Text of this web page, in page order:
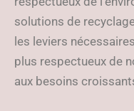
solutions de
les leviers
plus respectueux de
aux besoins